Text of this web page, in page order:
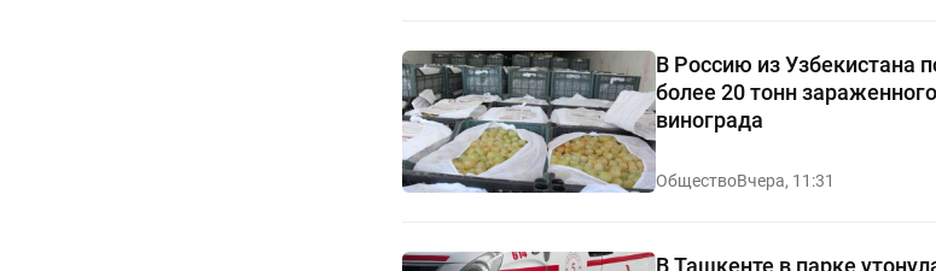
В Россию из Узбекистана
более 20 тонн зараженного
винограда
ОбществоВчера, 11:31
В Ташкенте в парке